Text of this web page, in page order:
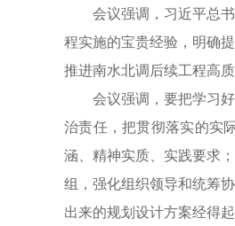
会议强调，习近平总书
程实施的宝贵经验，明确
推进南水北调后续工程高
会议强调，要把学习好
治责任，把贯彻落实的实
涵、精神实质、实践要求
组，强化组织领导和统筹
出来的规划设计方案经得